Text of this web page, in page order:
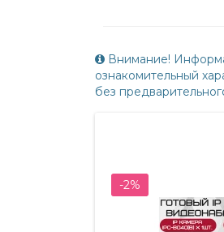
Внимание!
ознакомительный
без
-2%